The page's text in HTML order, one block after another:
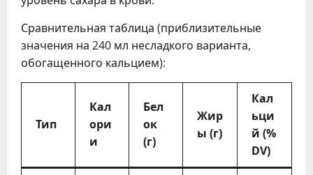
Сравнительная таблица (приблизительные
значения на 240 мл несладкого варианта,
обогащенного кальцием):
Тип
Кал
ори
и
Бел
ок
(г)
Жир
ы (г)
Кал
ьци
й (%
DV)